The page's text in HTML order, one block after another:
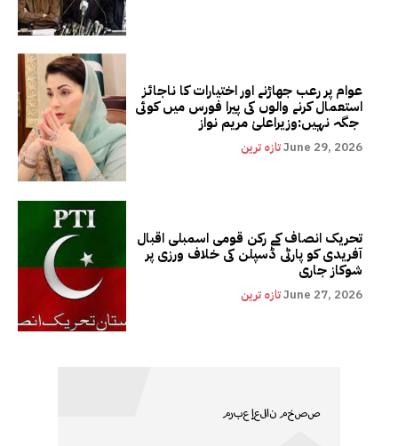
عوام پر رعب جھاڑنے اور اختیارات کا ناجائز
استعمال کرنے والوں کی پیرا فورس میں کوئی
تازہ ترینJune 29, 2026
تحریک انصاف کے رکن قومی اسمبلی اقبال
آفریدی کو پارٹی ڈسپلن کی خلاف ورزی پر
شوکاز جاری
تازہ ترینJune 27, 2026